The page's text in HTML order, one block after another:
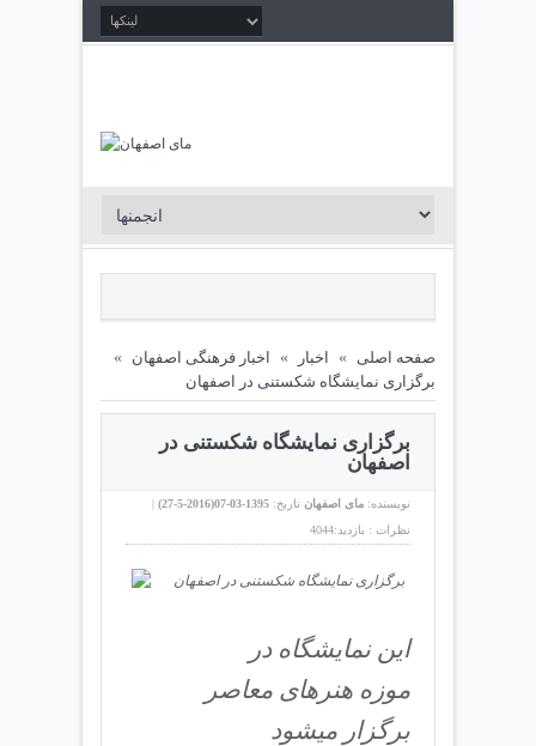
صفحه اصلی » اخبار » اخبار فرهنگی اصفهان »
برگزاری نمایشگاه شکستنی در اصفهان
برگزاری نمایشگاه شکستنی در
اصفهان
نویسنده: مای اصفهان تاریخ: 1395-03-07(
2016-5-27
)
|
نظرات : بازدید:4044
این نمایشگاه در
موزه هنرهای معاصر
برگزار میشود